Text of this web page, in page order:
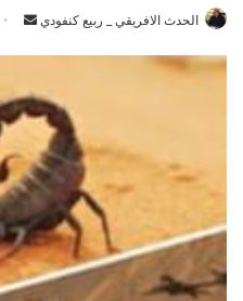
الحدث الافريقي _ ربيع كنفودي
Send